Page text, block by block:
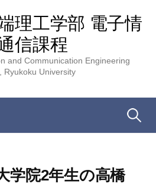
理工学部 電子情
信課程
and Communication Engineering
Ryukoku University
検
学院2年生の高橋